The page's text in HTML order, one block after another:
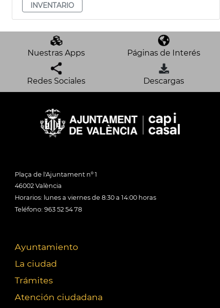
INVENTARIO
Nuestras Apps Páginas de Interés
Redes Sociales Descargas
Plaça de l'Ajuntament nº 1
46002 València
Horarios: lunes a viernes de 8:30 a 14:00 horas
Teléfono: 963 52 54 78
Ayuntamiento
La ciudad
Trámites
Atención ciudadana